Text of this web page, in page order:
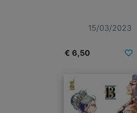
15/03/2023
€ 6,50